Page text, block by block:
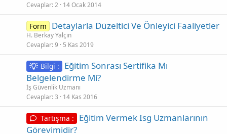
Cevaplar 2 14 Ocak 2014
Form Detaylarla Düzeltici Ve Önleyici Faaliyetler
H. Berkay Yalçın
Cevaplar 9 5 Kas 2019
Bilgi :
Eğitim Sonrası Sertifika Mı
Belgelendirme Mi?
İş Güvenlik Uzmanı
Cevaplar 3 14 Kas 2016
Tartışma :
Eğitim Vermek Isg Uzmanlarının
Görevimidir?